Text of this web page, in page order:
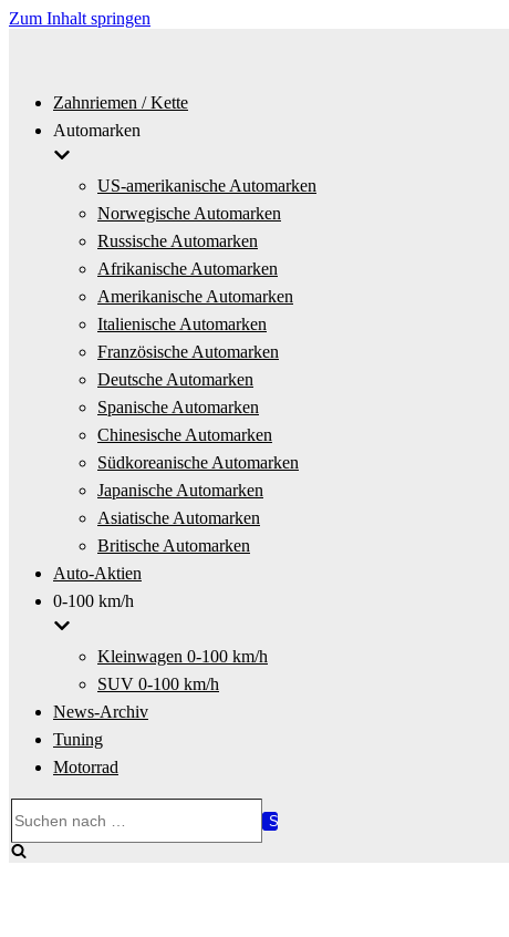
Zum Inhalt springen
Zahnriemen / Kette
Automarken
US-amerikanische Automarken
Norwegische Automarken
Russische Automarken
Afrikanische Automarken
Amerikanische Automarken
Italienische Automarken
Französische Automarken
Deutsche Automarken
Spanische Automarken
Chinesische Automarken
Südkoreanische Automarken
Japanische Automarken
Asiatische Automarken
Britische Automarken
Auto-Aktien
0-100 km/h
Kleinwagen 0-100 km/h
SUV 0-100 km/h
News-Archiv
Tuning
Motorrad
nach …